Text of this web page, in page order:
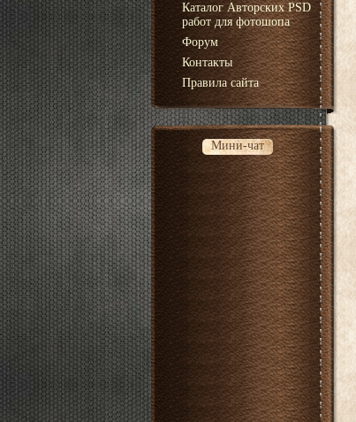
Каталог Авторских PSD
работ для фотошопа
Форум
Контакты
Правила сайта
Мини-чат